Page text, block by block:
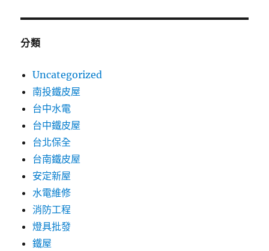
分類
Uncategorized
南投鐵皮屋
台中水電
台中鐵皮屋
台北保全
台南鐵皮屋
安定新屋
水電維修
消防工程
燈具批發
鐵屋